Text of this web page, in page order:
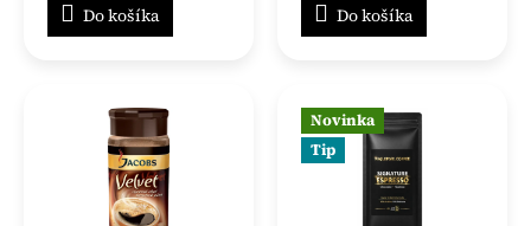
Do košíka Do košíka
Novinka
Tip